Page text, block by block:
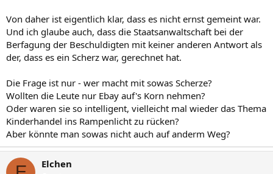
Von daher ist eigentlich klar, dass es nicht ernst gemeint war.
Und ich glaube auch, dass die Staatsanwaltschaft bei der
Berfagung der Beschuldigten mit keiner anderen Antwort als
der, dass es ein Scherz war, gerechnet hat.
Die Frage ist nur - wer macht mit sowas Scherze?
Wollten die Leute nur Ebay auf's Korn nehmen?
Oder waren sie so intelligent, vielleicht mal wieder das Thema
Kinderhandel ins Rampenlicht zu rücken?
Aber könnte man sowas nicht auch auf anderm Weg?
Elchen